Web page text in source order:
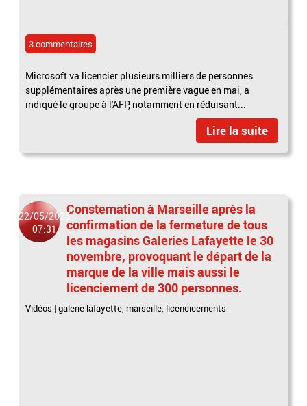
3 commentaires
Microsoft va licencier plusieurs milliers de personnes
supplémentaires après une première vague en mai, a
indiqué le groupe à l'AFP, notamment en réduisant...
Lire la suite
22/05/2025
07:31
Consternation à Marseille après la
confirmation de la fermeture de tous
les magasins Galeries Lafayette le 30
novembre, provoquant le départ de la
marque de la ville mais aussi le
licenciement de 300 personnes.
Vidéos |galerie lafayette, marseille, licencicements